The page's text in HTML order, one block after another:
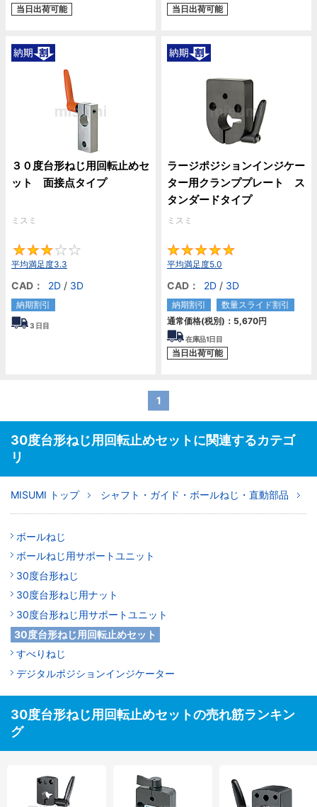
当日出荷可能 当日出荷可能
３０度台形ねじ用回転止めセ
ット 面接点タイプ
ミスミ
平均満足度3.3
CAD： 2D / 3D
納期割引
3 日目
ラージポジションインジケー
ター用クランププレート ス
タンダードタイプ
ミスミ
平均満足度5.0
CAD： 2D / 3D
納期割引
数量スライド割引
通常価格(税別)： 5,670円
在庫品1日目
当日出荷可能
1
30度台形ねじ用回転止めセットに関連するカテゴ
リ
MISUMI トップ シャフト・ガイド・ボールねじ・直動部品
ボールねじ
ボールねじ用サポートユニット
30度台形ねじ
30度台形ねじ用ナット
30度台形ねじ用サポートユニット
30度台形ねじ用回転止めセット
すべりねじ
デジタルポジションインジケーター
30度台形ねじ用回転止めセットの売れ筋ランキン
グ